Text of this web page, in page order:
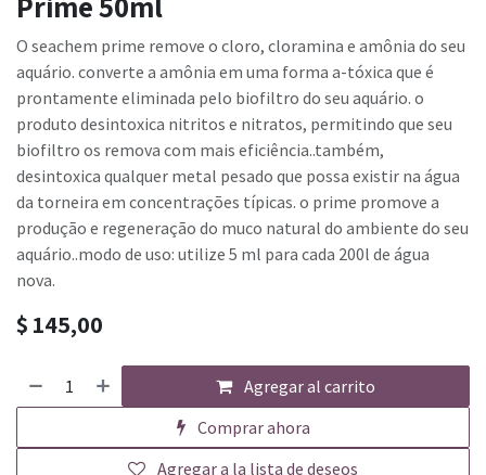
O seachem prime remove o cloro, cloramina e amônia do seu
aquário. converte a amônia em uma forma a-tóxica que é
prontamente eliminada pelo biofiltro do seu aquário. o
produto desintoxica nitritos e nitratos, permitindo que seu
biofiltro os remova com mais eficiência..também,
desintoxica qualquer metal pesado que possa existir na água
da torneira em concentrações típicas. o prime promove a
produção e regeneração do muco natural do ambiente do seu
aquário..modo de uso: utilize 5 ml para cada 200l de água
nova.
$ 145,00
Agregar al carrito
Comprar ahora
Agregar a la lista de deseos